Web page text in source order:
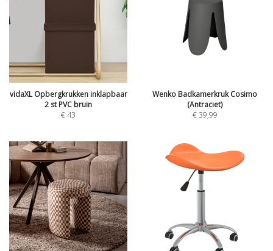
vidaXL Opbergkrukken inklapbaar
2 st PVC bruin
€43
Wenko Badkamerkruk Cosimo
(Antraciet)
€39,99